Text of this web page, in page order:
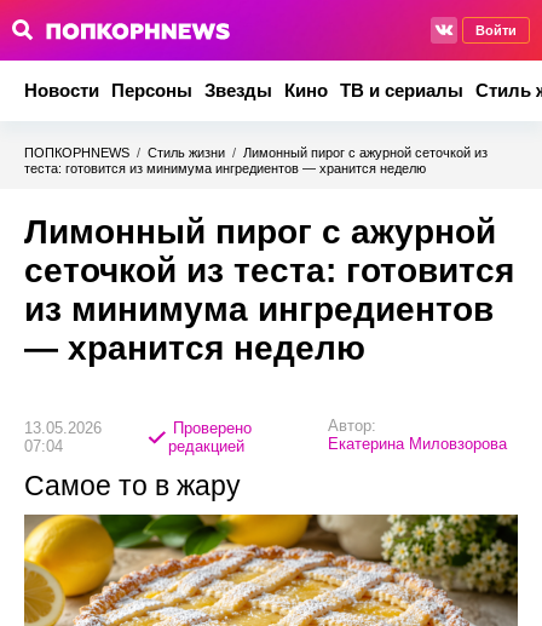
Войти
Новости Персоны Звезды Кино ТВ и сериалы Стиль
ПОПКОРНNEWS / Стиль жизни / Лимонный пирог с ажурной сеточкой из
теста: готовится из минимума ингредиентов — хранится неделю
Лимонный пирог с ажурной
сеточкой из теста: готовится
из минимума ингредиентов
— хранится неделю
13.05.2026
07:04
Проверено
редакцией
Автор:
Екатерина Миловзорова
Самое то в жару